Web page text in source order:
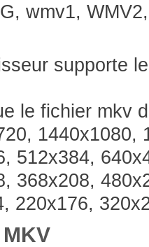
wmv1,
supporte
le fichier mkv
1440x1080,
512x384,
368x208,
220x176,